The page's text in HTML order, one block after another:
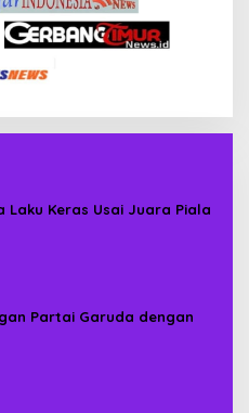
Laku Keras Usai Juara Piala
Partai Garuda dengan